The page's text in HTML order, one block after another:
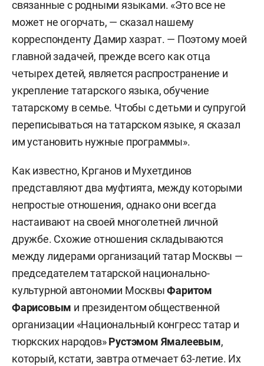
связанные с родными языками. «Это все не
может не огорчать, — сказал нашему
корреспонденту Дамир хазрат. — Поэтому моей
главной задачей, прежде всего как отца
четырех детей, является распространение и
укрепление татарского языка, обучение
татарскому в семье. Чтобы с детьми и супругой
переписываться на татарском языке, я сказал
им установить нужные программы».
Как известно, Крганов и Мухетдинов
представляют два муфтията, между которыми
непростые отношения, однако они всегда
настаивают на своей многолетней личной
дружбе. Схожие отношения складываются
между лидерами организаций татар Москвы —
председателем татарской национально-
культурной автономии МосквыФаритом
Фарисовым и президентом общественной
организации «Национальный конгресс татар и
тюркских народов»Рустэмом Ямалеевым,
который, кстати, завтра отмечает 63-летие. Их